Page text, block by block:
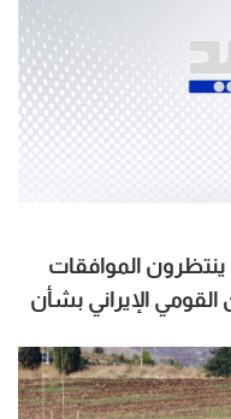
الموافقات
الإيراني بشأن